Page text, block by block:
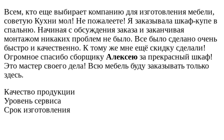
Всем, кто еще выбирает компанию для изготовления мебели,
советую Кухни мол! Не пожалеете! Я заказывала шкаф-купе в
спальню. Начиная с обсуждения заказа и заканчивая
монтажом никаких проблем не было. Все было сделано очень
быстро и качественно. К тому же мне ещё скидку сделали!
Огромное спасибо сборщику Алексею за прекрасный шкаф!
Это мастер своего дела! Всю мебель буду заказывать только
здесь.
Качество продукции
Уровень сервиса
Срок изготовления